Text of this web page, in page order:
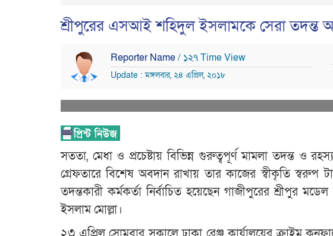
শ্রীপুরের এসআই শহিদুল ইসলামকে সেরা তদন্ত
Reporter Name/ ১২৭ Time View
Update : মঙ্গলবার, ২৪ এপ্রিল, ২০১৮
সততা, মেধা ও প্রচেষ্টায় বিভিন্ন গুরুত্বপূর্ণ মামলা তদন্ত ও
গ্রেফতারে বিশেষ অবদান রাখায় তার কাজের স্বীকৃতি স্বরুপ
তদন্তকারী কর্মকর্তা নির্বাচিত হয়েছেন গাজীপুরের শ্রীপুর
ইসলাম মোল্লা।